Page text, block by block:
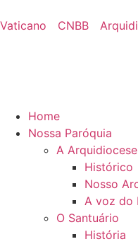
Vaticano CNBB
Home
Nossa Paróquia
A Arquidiocese
Histórico
Nosso
A voz do
O Santuário
História